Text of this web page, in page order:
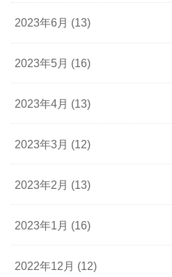
2023年6月 (13)
2023年5月 (16)
2023年4月 (13)
2023年3月 (12)
2023年2月 (13)
2023年1月 (16)
2022年12月 (12)